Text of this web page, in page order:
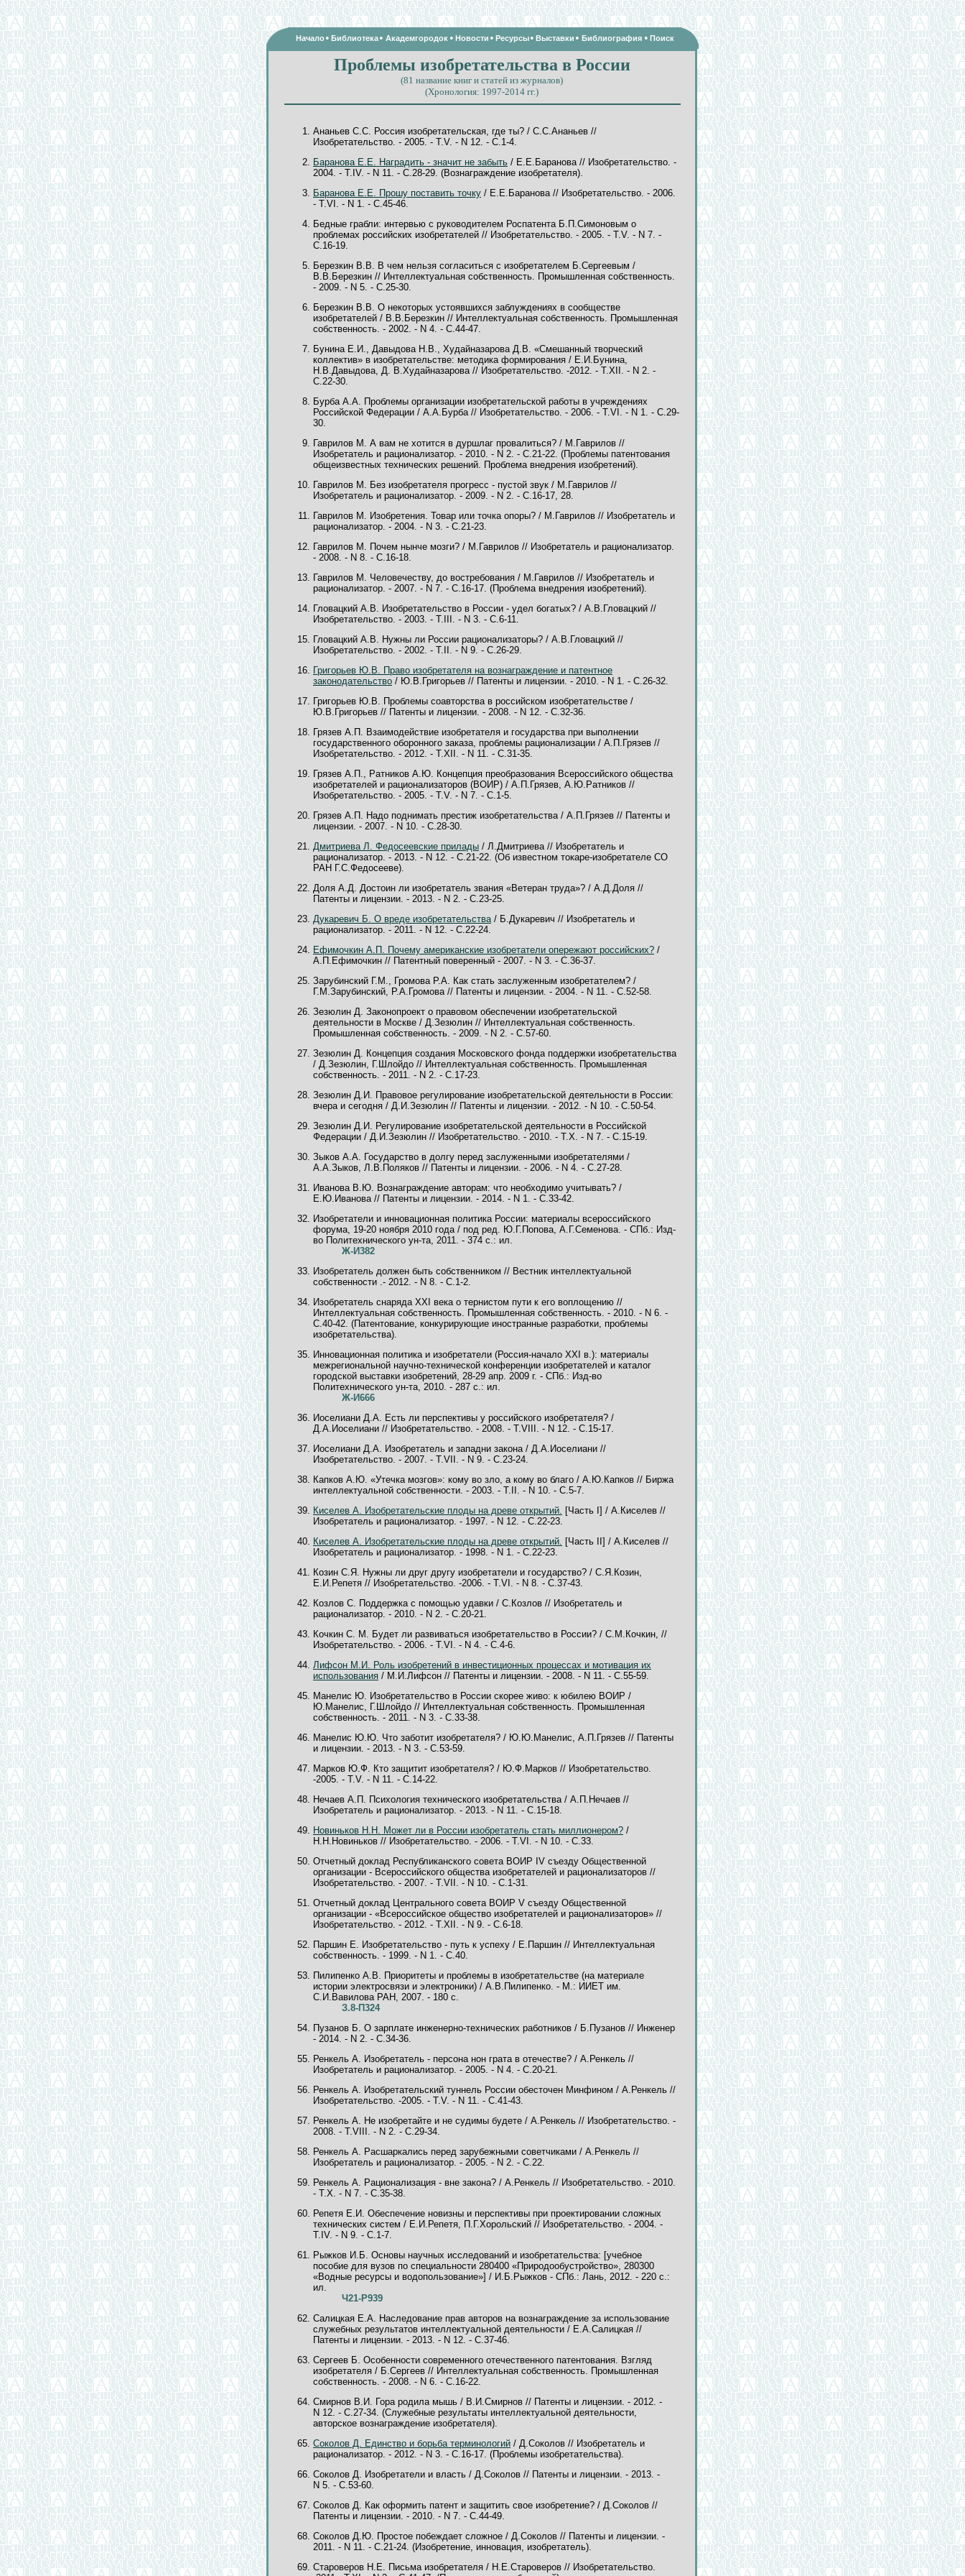
Начало• Библиотека • Академгородок • Новости • Ресурсы • Выставки • Библиография • Поиск
Проблемы изобретательства в России
(81 название книг и статей из журналов)
(Хронология: 1997-2014 гг.)
Ананьев С.С. Россия изобретательская, где ты? / С.С.Ананьев //
Изобретательство. - 2005. - Т.V. - N 12. - С.1-4.
Баранова Е.Е. Наградить - значит не забыть / Е.Е.Баранова // Изобретательство. -
2004. - Т.IV. - N 11. - С.28-29. (Вознаграждение изобретателя).
Баранова Е.Е. Прошу поставить точку / Е.Е.Баранова // Изобретательство. - 2006.
- Т.VI. - N 1. - С.45-46.
Бедные грабли: интервью с руководителем Роспатента Б.П.Симоновым о
проблемах российских изобретателей // Изобретательство. - 2005. - Т.V. - N 7. -
С.16-19.
Березкин В.В. В чем нельзя согласиться с изобретателем Б.Сергеевым /
В.В.Березкин // Интеллектуальная собственность. Промышленная собственность.
- 2009. - N 5. - С.25-30.
Березкин В.В. О некоторых устоявшихся заблуждениях в сообществе
изобретателей / В.В.Березкин // Интеллектуальная собственность. Промышленная
собственность. - 2002. - N 4. - С.44-47.
Бунина Е.И., Давыдова Н.В., Худайназарова Д.В. «Смешанный творческий
коллектив» в изобретательстве: методика формирования / Е.И.Бунина,
Н.В.Давыдова, Д. В.Худайназарова // Изобретательство. -2012. - Т.XII. - N 2. -
С.22-30.
Бурба А.А. Проблемы организации изобретательской работы в учреждениях
Российской Федерации / А.А.Бурба // Изобретательство. - 2006. - Т.VI. - N 1. - С.29-
30.
Гаврилов М. А вам не хотится в дуршлаг провалиться? / М.Гаврилов //
Изобретатель и рационализатор. - 2010. - N 2. - С.21-22. (Проблемы патентования
общеизвестных технических решений. Проблема внедрения изобретений).
Гаврилов М. Без изобретателя прогресс - пустой звук / М.Гаврилов //
Изобретатель и рационализатор. - 2009. - N 2. - С.16-17, 28.
Гаврилов М. Изобретения. Товар или точка опоры? / М.Гаврилов // Изобретатель и
рационализатор. - 2004. - N 3. - С.21-23.
Гаврилов М. Почем нынче мозги? / М.Гаврилов // Изобретатель и рационализатор.
- 2008. - N 8. - С.16-18.
Гаврилов М. Человечеству, до востребования / М.Гаврилов // Изобретатель и
рационализатор. - 2007. - N 7. - С.16-17. (Проблема внедрения изобретений).
Гловацкий А.В. Изобретательство в России - удел богатых? / А.В.Гловацкий //
Изобретательство. - 2003. - Т.III. - N 3. - С.6-11.
Гловацкий А.В. Нужны ли России рационализаторы? / А.В.Гловацкий //
Изобретательство. - 2002. - Т.II. - N 9. - С.26-29.
Григорьев Ю.В. Право изобретателя на вознаграждение и патентное
законодательство / Ю.В.Григорьев // Патенты и лицензии. - 2010. - N 1. - С.26-32.
Григорьев Ю.В. Проблемы соавторства в российском изобретательстве /
Ю.В.Григорьев // Патенты и лицензии. - 2008. - N 12. - С.32-36.
Грязев А.П. Взаимодействие изобретателя и государства при выполнении
государственного оборонного заказа, проблемы рационализации / А.П.Грязев //
Изобретательство. - 2012. - Т.XII. - N 11. - С.31-35.
Грязев А.П., Ратников А.Ю. Концепция преобразования Всероссийского общества
изобретателей и рационализаторов (ВОИР) / А.П.Грязев, А.Ю.Ратников //
Изобретательство. - 2005. - Т.V. - N 7. - С.1-5.
Грязев А.П. Надо поднимать престиж изобретательства / А.П.Грязев // Патенты и
лицензии. - 2007. - N 10. - С.28-30.
Дмитриева Л. Федосеевские прилады / Л.Дмитриева // Изобретатель и
рационализатор. - 2013. - N 12. - С.21-22. (Об известном токаре-изобретателе СО
РАН Г.С.Федосееве).
Доля А.Д. Достоин ли изобретатель звания «Ветеран труда»? / А.Д.Доля //
Патенты и лицензии. - 2013. - N 2. - С.23-25.
Дукаревич Б. О вреде изобретательства/ Б.Дукаревич // Изобретатель и
рационализатор. - 2011. - N 12. - С.22-24.
Ефимочкин А.П. Почему американские изобретатели опережают российских? /
А.П.Ефимочкин // Патентный поверенный - 2007. - N 3. - С.36-37.
Зарубинский Г.М., Громова Р.А. Как стать заслуженным изобретателем? /
Г.М.Зарубинский, Р.А.Громова // Патенты и лицензии. - 2004. - N 11. - С.52-58.
Зезюлин Д. Законопроект о правовом обеспечении изобретательской
деятельности в Москве / Д.Зезюлин // Интеллектуальная собственность.
Промышленная собственность. - 2009. - N 2. - С.57-60.
Зезюлин Д. Концепция создания Московского фонда поддержки изобретательства
/ Д.Зезюлин, Г.Шлойдо // Интеллектуальная собственность. Промышленная
собственность. - 2011. - N 2. - С.17-23.
Зезюлин Д.И. Правовое регулирование изобретательской деятельности в России:
вчера и сегодня / Д.И.Зезюлин // Патенты и лицензии. - 2012. - N 10. - С.50-54.
Зезюлин Д.И. Регулирование изобретательской деятельности в Российской
Федерации / Д.И.Зезюлин // Изобретательство. - 2010. - Т.X. - N 7. - С.15-19.
Зыков А.А. Государство в долгу перед заслуженными изобретателями /
А.А.Зыков, Л.В.Поляков // Патенты и лицензии. - 2006. - N 4. - С.27-28.
Иванова В.Ю. Вознаграждение авторам: что необходимо учитывать? /
Е.Ю.Иванова // Патенты и лицензии. - 2014. - N 1. - С.33-42.
Изобретатели и инновационная политика России: материалы всероссийского
форума, 19-20 ноября 2010 года / под ред. Ю.Г.Попова, А.Г.Семенова. - СПб.: Изд-
во Политехнического ун-та, 2011. - 374 с.: ил.
Ж-И382
Изобретатель должен быть собственником // Вестник интеллектуальной
собственности .- 2012. - N 8. - С.1-2.
Изобретатель снаряда XXI века о тернистом пути к его воплощению //
Интеллектуальная собственность. Промышленная собственность. - 2010. - N 6. -
С.40-42. (Патентование, конкурирующие иностранные разработки, проблемы
изобретательства).
Инновационная политика и изобретатели (Россия-начало XXI в.): материалы
межрегиональной научно-технической конференции изобретателей и каталог
городской выставки изобретений, 28-29 апр. 2009 г. - СПб.: Изд-во
Политехнического ун-та, 2010. - 287 с.: ил.
Ж-И666
Иоселиани Д.А. Есть ли перспективы у российского изобретателя? /
Д.А.Иоселиани // Изобретательство. - 2008. - Т.VIII. - N 12. - С.15-17.
Иоселиани Д.А. Изобретатель и западни закона / Д.А.Иоселиани //
Изобретательство. - 2007. - Т.VII. - N 9. - С.23-24.
Капков А.Ю. «Утечка мозгов»: кому во зло, а кому во благо / А.Ю.Капков // Биржа
интеллектуальной собственности. - 2003. - Т.II. - N 10. - С.5-7.
Киселев А. Изобретательские плоды на древе открытий. [Часть I] / А.Киселев //
Изобретатель и рационализатор. - 1997. - N 12. - С.22-23.
Киселев А. Изобретательские плоды на древе открытий. [Часть II] / А.Киселев //
Изобретатель и рационализатор. - 1998. - N 1. - С.22-23.
Козин С.Я. Нужны ли друг другу изобретатели и государство? / С.Я.Козин,
Е.И.Репетя // Изобретательство. -2006. - Т.VI. - N 8. - С.37-43.
Козлов С. Поддержка с помощью удавки / С.Козлов // Изобретатель и
рационализатор. - 2010. - N 2. - С.20-21.
Кочкин С. М. Будет ли развиваться изобретательство в России? / С.М.Кочкин, //
Изобретательство. - 2006. - Т.VI. - N 4. - С.4-6.
Лифсон М.И. Роль изобретений в инвестиционных процессах и мотивация их
использования / М.И.Лифсон // Патенты и лицензии. - 2008. - N 11. - С.55-59.
Манелис Ю. Изобретательство в России скорее живо: к юбилею ВОИР /
Ю.Манелис, Г.Шлойдо // Интеллектуальная собственность. Промышленная
собственность. - 2011. - N 3. - С.33-38.
Манелис Ю.Ю. Что заботит изобретателя? / Ю.Ю.Манелис, А.П.Грязев // Патенты
и лицензии. - 2013. - N 3. - С.53-59.
Марков Ю.Ф. Кто защитит изобретателя? / Ю.Ф.Марков // Изобретательство.
-2005. - Т.V. - N 11. - С.14-22.
Нечаев А.П. Психология технического изобретательства / А.П.Нечаев //
Изобретатель и рационализатор. - 2013. - N 11. - С.15-18.
Новиньков Н.Н. Может ли в России изобретатель стать миллионером? /
Н.Н.Новиньков // Изобретательство. - 2006. - Т.VI. - N 10. - С.33.
Отчетный доклад Республиканского совета ВОИР IV съезду Общественной
организации - Всероссийского общества изобретателей и рационализаторов //
Изобретательство. - 2007. - Т.VII. - N 10. - С.1-31.
Отчетный доклад Центрального совета ВОИР V съезду Общественной
организации - «Всероссийское общество изобретателей и рационализаторов» //
Изобретательство. - 2012. - Т.XII. - N 9. - С.6-18.
Паршин Е. Изобретательство - путь к успеху / Е.Паршин // Интеллектуальная
собственность. - 1999. - N 1. - С.40.
Пилипенко А.В. Приоритеты и проблемы в изобретательстве (на материале
истории электросвязи и электроники) / А.В.Пилипенко. - М.: ИИЕТ им.
С.И.Вавилова РАН, 2007. - 180 с.
З.8-П324
Пузанов Б. О зарплате инженерно-технических работников / Б.Пузанов // Инженер
- 2014. - N 2. - С.34-36.
Ренкель А. Изобретатель - персона нон грата в отечестве? / А.Ренкель //
Изобретатель и рационализатор. - 2005. - N 4. - С.20-21.
Ренкель А. Изобретательский туннель России обесточен Минфином / А.Ренкель //
Изобретательство. -2005. - Т.V. - N 11. - С.41-43.
Ренкель А. Не изобретайте и не судимы будете / А.Ренкель // Изобретательство. -
2008. - Т.VIII. - N 2. - С.29-34.
Ренкель А. Расшаркались перед зарубежными советчиками / А.Ренкель //
Изобретатель и рационализатор. - 2005. - N 2. - С.22.
Ренкель А. Рационализация - вне закона? / А.Ренкель // Изобретательство. - 2010.
- Т.X. - N 7. - С.35-38.
Репетя Е.И. Обеспечение новизны и перспективы при проектировании сложных
технических систем / Е.И.Репетя, П.Г.Хорольский // Изобретательство. - 2004. -
Т.IV. - N 9. - С.1-7.
Рыжков И.Б. Основы научных исследований и изобретательства: [учебное
пособие для вузов по специальности 280400 «Природообустройство», 280300
«Водные ресурсы и водопользование»] / И.Б.Рыжков - СПб.: Лань, 2012. - 220 с.:
ил.
Ч21-Р939
Салицкая Е.А. Наследование прав авторов на вознаграждение за использование
служебных результатов интеллектуальной деятельности / Е.А.Салицкая //
Патенты и лицензии. - 2013. - N 12. - С.37-46.
Сергеев Б. Особенности современного отечественного патентования. Взгляд
изобретателя / Б.Сергеев // Интеллектуальная собственность. Промышленная
собственность. - 2008. - N 6. - С.16-22.
Смирнов В.И. Гора родила мышь / В.И.Смирнов // Патенты и лицензии. - 2012. -
N 12. - С.27-34. (Служебные результаты интеллектуальной деятельности,
авторское вознаграждение изобретателя).
Соколов Д. Единство и борьба терминологий / Д.Соколов // Изобретатель и
рационализатор. - 2012. - N 3. - С.16-17. (Проблемы изобретательства).
Соколов Д. Изобретатели и власть / Д.Соколов // Патенты и лицензии. - 2013. -
N 5. - С.53-60.
Соколов Д. Как оформить патент и защитить свое изобретение? / Д.Соколов //
Патенты и лицензии. - 2010. - N 7. - С.44-49.
Соколов Д.Ю. Простое побеждает сложное / Д.Соколов // Патенты и лицензии. -
2011. - N 11. - С.21-24. (Изобретение, инновация, изобретатель).
Староверов Н.Е. Письма изобретателя / Н.Е.Староверов // Изобретательство.